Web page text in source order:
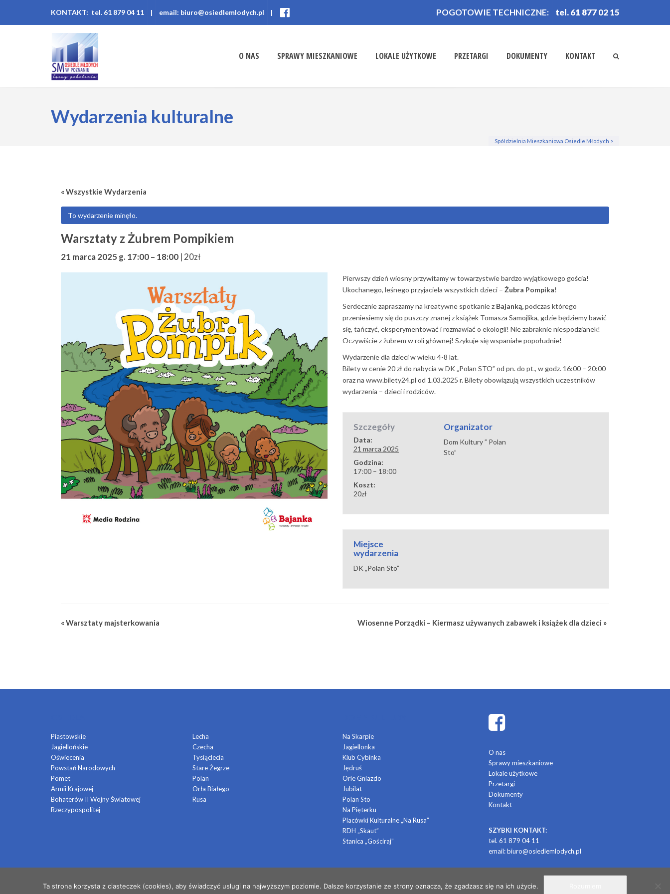
KONTAKT: tel. 61 879 04 11 | email: biuro@osiedlemlodych.pl | POGOTOWIE TECHNICZNE: tel. 61 877 02 15
O NAS SPRAWY MIESZKANIOWE LOKALE UŻYTKOWE PRZETARGI DOKUMENTY KONTAKT
Wydarzenia kulturalne
Spółdzielnia Mieszkaniowa Osiedle Młodych >
« Wszystkie Wydarzenia
To wydarzenie minęło.
Warsztaty z Żubrem Pompikiem
21 marca 2025 g. 17:00– 18:00 | 20zł
Pierwszy dzień wiosny przywitamy w towarzystwie bardzo wyjątkowego gościa!
Ukochanego, leśnego przyjaciela wszystkich dzieci – Żubra Pompika!
Serdecznie zapraszamy na kreatywne spotkanie z Bajanką,podczas którego
przeniesiemy się do puszczy znanej z książek Tomasza Samojlika, gdzie będziemy bawić
się, tańczyć, eksperymentować i rozmawiać o ekologii! Nie zabraknie niespodzianek!
Oczywiście z żubrem w roli głównej! Szykuje się wspaniałe popołudnie!
Wydarzenie dla dzieci w wieku 4-8 lat.
Bilety w cenie 20 zł do nabycia w DK „Polan STO” od pn. do pt., w godz. 16:00 – 20:00
oraz na www.bilety24.pl od 1.03.2025 r. Bilety obowiązują wszystkich uczestników
wydarzenia – dzieci i rodziców.
Szczegóły
Data:
21 marca 2025
Godzina:
17:00 – 18:00
Koszt:
20zł
Organizator
Dom Kultury ” Polan
Sto”
Miejsce
wydarzenia
DK „Polan Sto”
Wydarzenie
«Warsztaty majsterkowania Wiosenne Porządki – Kiermasz używanych zabawek i książek dla dzieci »
Piastowskie
Jagiellońskie
Oświecenia
Powstań Narodowych
Pomet
Armii Krajowej
Bohaterów II Wojny Światowej
Rzeczypospolitej
Lecha
Czecha
Tysiąclecia
Stare Żegrze
Polan
Orła Białego
Rusa
Na Skarpie
Jagiellonka
Klub Cybinka
Jędruś
Orle Gniazdo
Jubilat
Polan Sto
Na Pięterku
Placówki Kulturalne „Na Rusa”
RDH „Skaut”
Stanica „Gościraj”
O nas
Sprawy mieszkaniowe
Lokale użytkowe
Przetargi
Dokumenty
Kontakt
SZYBKI KONTAKT:
tel. 61 879 04 11
email:biuro@osiedlemlodych.pl
Ta strona korzysta z ciasteczek (cookies), aby świadczyć usługi na najwyższym poziomie. Dalsze korzystanie ze strony oznacza, że zgadzasz się na ich użycie.